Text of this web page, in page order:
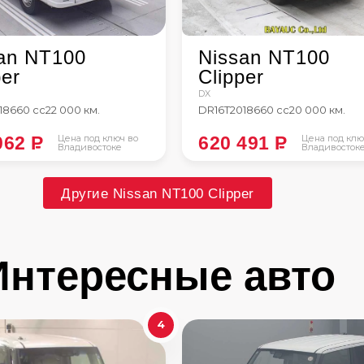
NT100
660 сс22 000 км.
Цена под ключ во
Владивостоке
P
Nissan NT100
Clipper
DX
DR16T2018660 сс20 000 км.
Цена под
Владивостоке
620 491 P
Другие Nissan NT100 Clipper
авто
4